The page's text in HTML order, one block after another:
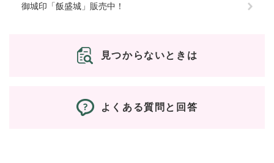
御城印「飯盛城」販売中！
見つからないときは
よくある質問と回答